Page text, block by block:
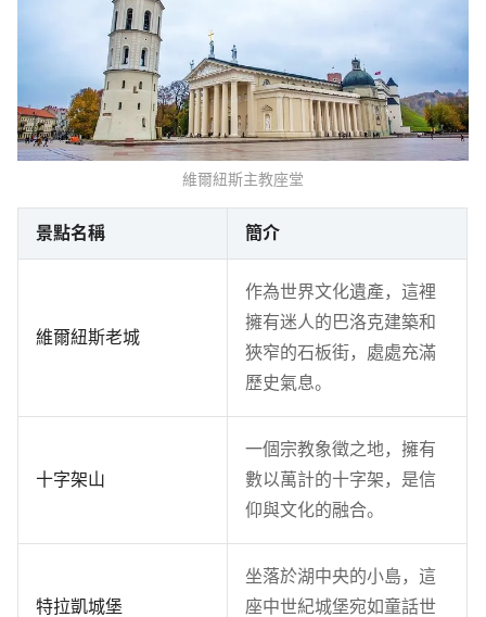
維爾紐斯主教座堂
景點名稱 簡介
維爾紐斯老城
作為世界文化遺產，這裡
擁有迷人的巴洛克建築和
狹窄的石板街，處處充滿
歷史氣息。
十字架山
一個宗教象徵之地，擁有
數以萬計的十字架，是信
仰與文化的融合。
特拉凱城堡
坐落於湖中央的小島，這
座中世紀城堡宛如童話世